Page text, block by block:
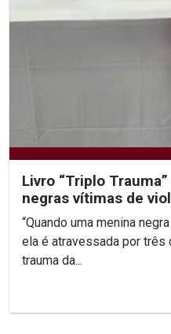
Livro “Triplo
negras vítimas de
infância
“Quando uma menina
ela é atravessada por
trauma da...